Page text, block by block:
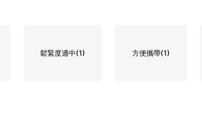
鬆緊度適中(1) 方便攜帶(1)